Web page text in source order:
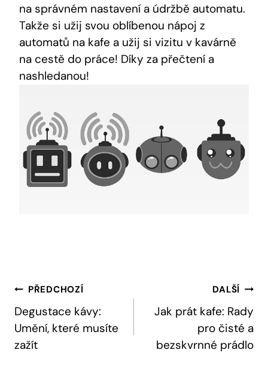
na správném nastavení a údržbě automatu.
Takže si užij svou oblíbenou ​nápoj z
automatů na kafe a užij si vizitu v kavárně
na cestě do práce! Díky za přečtení a
nashledanou!
Navigace
Pro
Příspěvek
PŘEDCHOZÍ
Degustace kávy:
Umění, které musíte
zažít
DALŠÍ
Jak prát kafe: Rady
pro čisté a
bezskvrnné prádlo